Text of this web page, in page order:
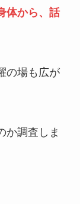
体から、話
の場も広が
か調査しま